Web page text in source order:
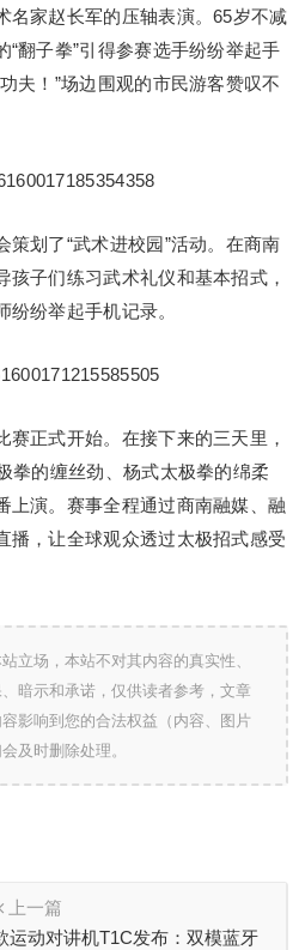
名家赵长军的压轴表演。65岁不减
翻子拳”引得参赛选手纷纷举起手
夫！”场边围观的市民游客赞叹不
划了“武术进校园”活动。在商南
子们练习武术礼仪和基本招式，
纷举起手机记录。
赛正式开始。在接下来的三天里，
拳的缠丝劲、杨式太极拳的绵柔
上演。赛事全程通过商南融媒、融
播，让全球观众透过太极招式感受
立场，本站不对其内容的真实性、
暗示和承诺，仅供读者参考，文章
影响到您的合法权益（内容、图片
及时删除处理。
上一篇
运动对讲机T1C发布：双模蓝牙